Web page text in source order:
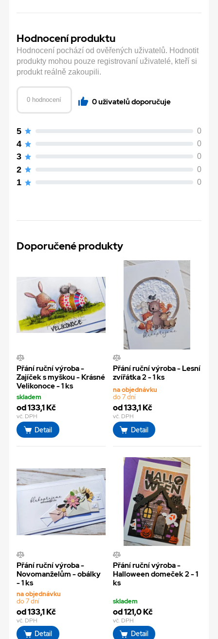
Hodnocení produktu
Hodnocení pochází od ověřených uživatelů. Hodnotit
produkty mohou pouze registrovaní uživatelé, kteří si
produkt reálně zakoupili.
0 hodnocení 0 uživatelů doporučuje
5 0
4 0
3 0
2 0
1 0
Doporučené produkty
Přání ruční výroba -
Zajíček s myškou - Krásné
Velikonoce - 1 ks
skladem
od 133,1 Kč
vč. DPH
Detail
Přání ruční výroba - Lesní
zvířátka 2 - 1 ks
na objednávku
do 7 dní
od 133,1 Kč
vč. DPH
Detail
Přání ruční výroba -
Novomanželům - obálky
- 1 ks
na objednávku
do 7 dní
od 133,1 Kč
vč. DPH
Detail
Přání ruční výroba -
Halloween domeček 2 - 1
ks
skladem
od 121,0 Kč
vč. DPH
Detail